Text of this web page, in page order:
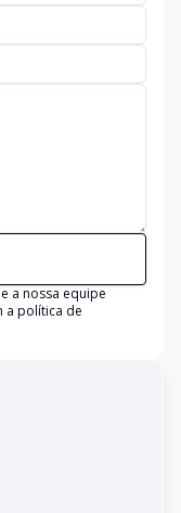
a nossa equipe
a política de